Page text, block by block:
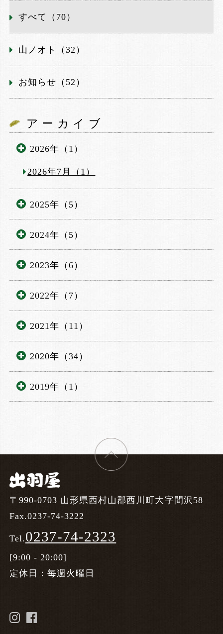
すべて（70）
山ノオト（32）
お知らせ（52）
アーカイブ
2026年（1）
2026年7月（1）
2025年（5）
2024年（5）
2023年（6）
2022年（7）
2021年（11）
2020年（34）
2019年（1）
〒990-0703 山形県西村山郡西川町大字間沢58
Fax.0237-74-3222
Tel.0237-74-2323
[9:00 - 20:00]
定休日：毎週火曜日